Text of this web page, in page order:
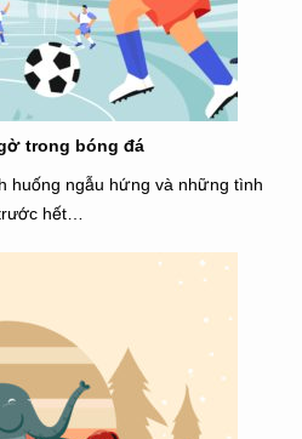
trong bóng đá
huống ngẫu hứng và những tình
hết…